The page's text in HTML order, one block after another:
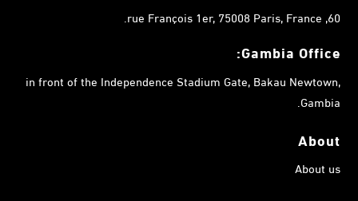
60, rue François 1er, 75008 Paris, France.
Gambia Office:
in front of the Independence Stadium Gate, Bakau Newtown,
Gambia.
About
About us